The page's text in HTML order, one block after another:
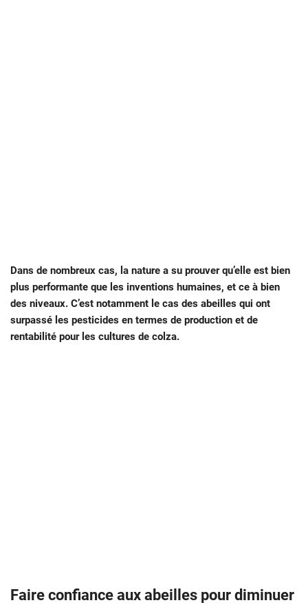
Dans de nombreux cas, la nature a su prouver qu’elle est bien
plus performante que les inventions humaines, et ce à bien
des niveaux. C’est notamment le cas des abeilles qui ont
surpassé les pesticides en termes de production et de
rentabilité pour les cultures de colza.
Faire confiance aux abeilles pour diminuer